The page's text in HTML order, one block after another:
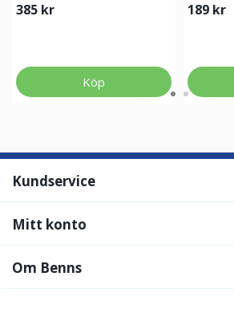
385 kr
Köp
189 kr
Kundservice
Mitt konto
Om Benns